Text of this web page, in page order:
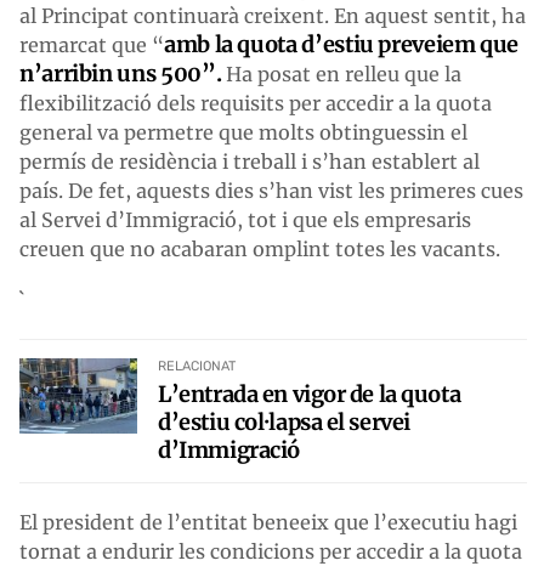
al Principat continuarà creixent. En aquest sentit, ha
remarcat que “amb la quota d’estiu preveiem que
n’arribin uns 500”.Ha posat en relleu que la
flexibilització dels requisits per accedir a la quota
general va permetre que molts obtinguessin el
permís de residència i treball i s’han establert al
país. De fet, aquests dies s’han vist les primeres cues
al Servei d’Immigració, tot i que els empresaris
creuen que no acabaran omplint totes les vacants.
`
RELACIONAT
L’entrada en vigor de la quota
d’estiu col·lapsa el servei
d’Immigració
El president de l’entitat beneeix que l’executiu hagi
tornat a endurir les condicions per accedir a la quota